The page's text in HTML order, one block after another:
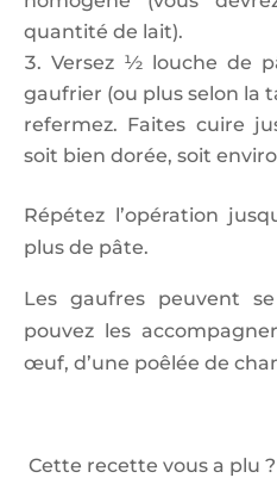
quantité de lait).
Versez ½ louche de
gaufrier (ou plus selon la
refermez. Faites cuire
soit bien dorée, soit
Répétez l’opération
plus de pâte.
Les gaufres peuvent
pouvez les
œuf, d’une poêlée de
Cette recette vous a plu